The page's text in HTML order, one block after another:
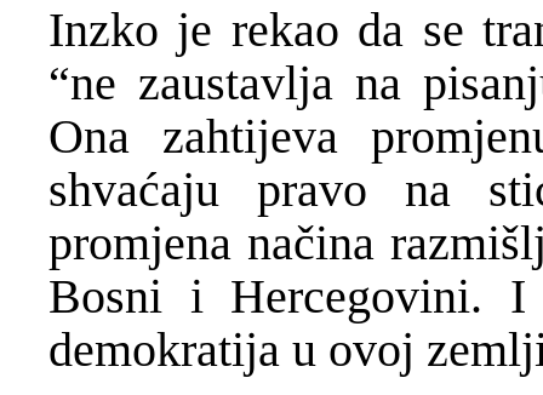
Inzko je rekao da se
“ne zaustavlja na
Ona zahtijeva
shvaćaju pravo na
promjena načina
Bosni i Hercegovini.
demokratija u ovoj